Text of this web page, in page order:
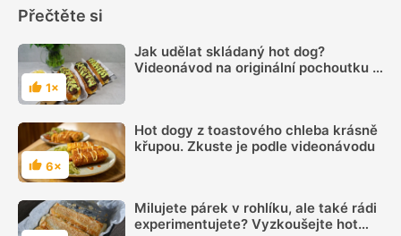
Přečtěte si
Hodnocení
1×
Jak udělat skládaný hot dog?
Videonávod na originální pochoutku z
Hodnocení
6×
Hot dogy z toastového chleba krásně
křupou. Zkuste je podle videonávodu
Milujete párek v rohlíku, ale také rádi
experimentujete? Vyzkoušejte hot